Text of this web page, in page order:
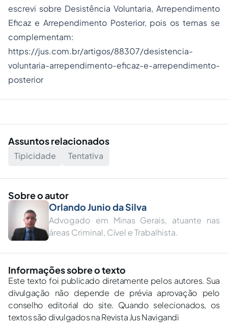
escrevi sobre Desistência Voluntaria, Arrependimento
Eficaz e Arrependimento Posterior, pois os temas se
complementam:
https://jus.com.br/artigos/88307/desistencia-
voluntaria-arrependimento-eficaz-e-arrependimento-
posterior
Assuntos relacionados
Tipicidade Tentativa
Sobre o autor
Orlando Junio da Silva
Advogado em Minas Gerais, atuante nas
áreas Criminal, Cível e Trabalhista.
Informações sobre o texto
Este texto foi publicado diretamente pelos autores. Sua
divulgação não depende de prévia aprovação pelo
conselho editorial do site. Quando selecionados, os
textos são divulgados na Revista Jus Navigandi